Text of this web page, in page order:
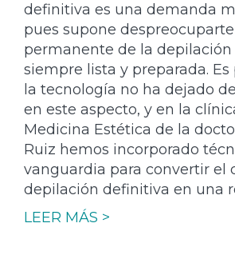
definitiva es una demanda
pues supone
permanente de la depilación
siempre lista y preparada.
la tecnología no ha dejado
en este aspecto, y en la
Medicina Estética de la
Ruiz hemos incorporado
vanguardia para convertir el
depilación definitiva en una
LEER MÁS >